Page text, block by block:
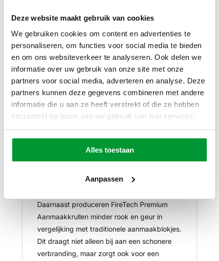
Deze website maakt gebruik van cookies
We gebruiken cookies om content en advertenties te
personaliseren, om functies voor social media te bieden
en om ons websiteverkeer te analyseren. Ook delen we
informatie over uw gebruik van onze site met onze
partners voor social media, adverteren en analyse. Deze
partners kunnen deze gegevens combineren met andere
informatie die u aan ze heeft verstrekt of die ze hebben
verzameld op basis van uw gebruik van hun services.
Alles toestaan
Aanpassen
speciaal ontworpen om snel te ontvlammen
en langdurige vlammen te produceren.
Dankzij hun unieke samenstelling van
natuurlijke houtvezels en plantaardige olie
zijn ze buitengewoon effectief en
betrouwbaar.
Waarom kiezen voor FireTech Premium
Aanmaakkrullen?
Allereerst bieden ze een uitstekende
brandduur, waardoor je voldoende tijd hebt
een gezellige avond bij de open haard wilt
organiseert, deze aanmaakkrullen zorgen
Daarnaast produceren FireTech Premium
Aanmaakkrullen minder rook en geur in
vergelijking met traditionele aanmaakblokjes.
Dit draagt niet alleen bij aan een schonere
verbranding, maar zorgt ook voor een